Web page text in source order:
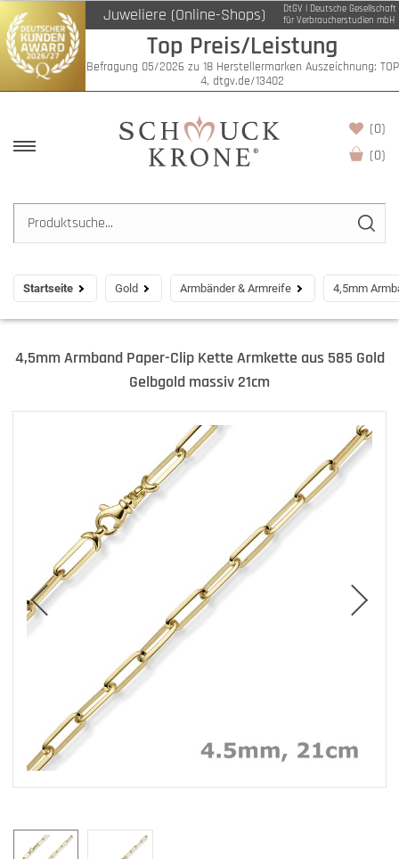
Juweliere (Online-Shops)
DtGV | Deutsche Gesellschaft
für Verbraucherstudien mbH
Top Preis/Leistung
Befragung 05/2026 zu 18 Herstellermarken Auszeichnung: TOP
4, dtgv.de/13402
(0)
(0)
Startseite Gold Armbänder & Armreife 4,5mm
4,5mm Armband Paper-Clip Kette Armkette aus 585 Gold
Gelbgold massiv 21cm